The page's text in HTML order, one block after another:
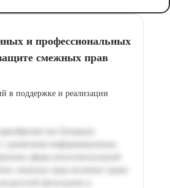
и профессиональных
смежных прав
в поддержке и реализации